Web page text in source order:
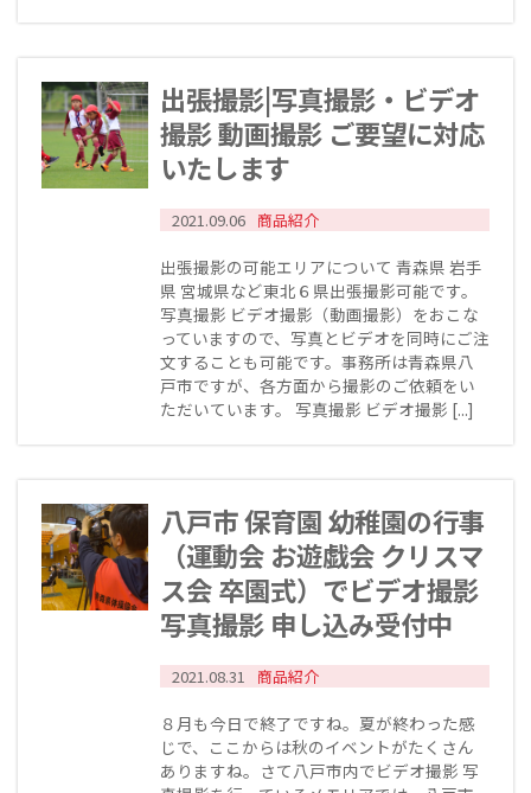
出張撮影|写真撮影・ビデオ
撮影 動画撮影 ご要望に対応
いたします
2021.09.06 商品紹介
出張撮影の可能エリアについて 青森県 岩手
県 宮城県など東北６県出張撮影可能です。
写真撮影 ビデオ撮影（動画撮影）をおこな
っていますので、写真とビデオを同時にご注
文することも可能です。事務所は青森県八
戸市ですが、各方面から撮影のご依頼をい
ただいています。 写真撮影 ビデオ撮影 [...]
八戸市 保育園 幼稚園の行事
（運動会 お遊戯会 クリスマ
ス会 卒園式）でビデオ撮影
写真撮影 申し込み受付中
2021.08.31 商品紹介
８月も今日で終了ですね。夏が終わった感
じで、ここからは秋のイベントがたくさん
ありますね。さて八戸市内でビデオ撮影 写